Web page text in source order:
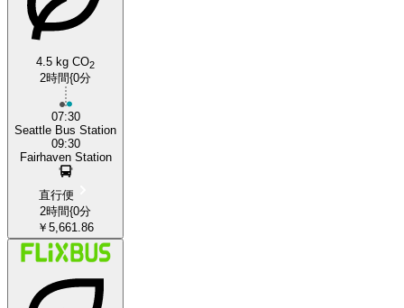
4.5 kg CO2
2時間{0分
07:30
Seattle Bus Station
09:30
Fairhaven Station
直行便
2時間{0分
￥5,661.86